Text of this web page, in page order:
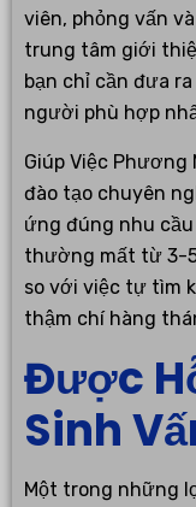
viên, phỏng vấn
trung tâm giới
bạn chỉ cần đưa
người phù hợp
Giúp Việc
đào tạo chuyên
ứng đúng nhu
thường mất từ 3-
so với việc tự tìm
thậm chí hàng
Được
Sinh
Một trong những